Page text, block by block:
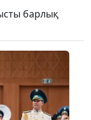
барлық